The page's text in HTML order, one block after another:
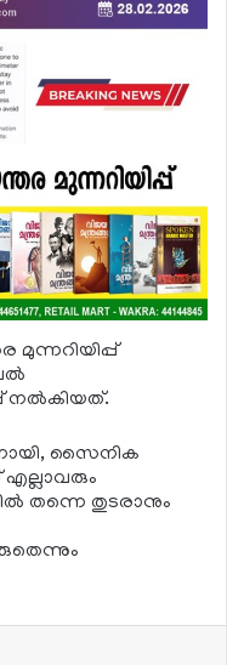
നല്‍കിയത്.
സൈനിക
എല്ലാവരും
തന്നെ തുടരാനും